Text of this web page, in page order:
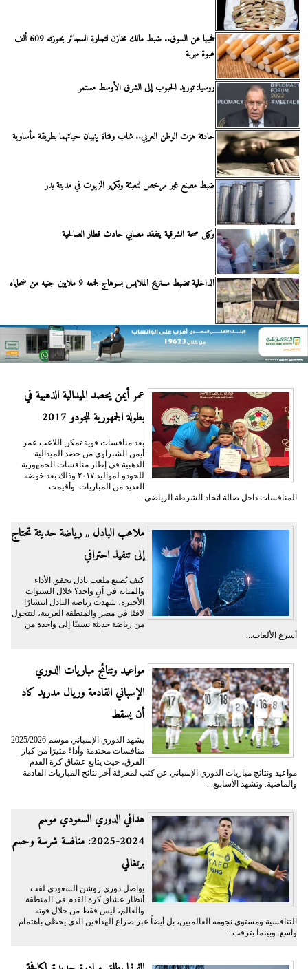
لحجبها عن السوق.. ضبط مالك مخازن لتجارة السجائر بحوزته 609 ألف
عبوة مهربة
روسيا: توريد الحبوب إلى الشرق الأوسط مستمر
حادثة هزت الوطن العربي.. شاب وفتاة ينهيان حياتهما بطريقة مأساوية
ضبط مصنع غير مرخص لتعبئة وتكرير الزيوت في مدينة بدر
وكيل صحة الشرقية يتفقد مصابي حادث قطار الصالحية
الداخلية تضبط مستريح الملابس بسوهاج لجمعه 9 ملايين جنيه من ضحاياه
عمر أيمن يحصد الميدالية الذهبية في
بطولة الجمهورية للجودو 2017
بعد منافسات قوية تمكن اللاعب عمر
أيمن الشبراوي من حصد الميدالية
الذهبية في إطار منافسات الجمهورية
للحودو لمواليد ٢٠١٧ وذلك بعد خوضه
العديد من المباريات. وأقيمت
المنافسات داخل صالة اتحاد الشرطة الرياضي...
ملاعب البادل ,, رياضة حديثة تحتاج
إلى تنفيذ احترافي
كيف يُصنع ملعب بادل يحقق الأداء
والمتانة في آنٍ واحد؟ خلال السنوات
الأخيرة، شهدت رياضة البادل انتشارًا
لافتًا في مصر والمنطقة العربية، لتتحول
من رياضة حديثة نسبيًا إلى واحدة من
أسرع الألعاب...
مواعيد ونتائج مباريات الدوري
الإسباني القادمة وريال مدريد كاد
أن يسقط
يشهد الدوري الإسباني موسم 2025/2026
منافسات محتدمة وأداءً مثيرًا من كبار
الفرق، حيث يتابع عشاق كرة القدم
مواعيد ونتائج مباريات الدوري الإسباني عن كثب لمعرفة آخر نتائج المباريات القادمة
والماضية. وتشهد الأسابيع...
هدافي الدوري السعودي موسم
2024-2025: منافسة شرسة وحسم
برتغالي
يواصل دوري روشن السعودي لفت
أنظار عشاق كرة القدم في المنطقة
والعالم، ليس فقط من خلال قوته
التنافسية ومستوى نجومه العالميين، بل أيضاً عبر صراع الهدافين الذي يحظى باهتمام
واسع. وبينما يترقب...